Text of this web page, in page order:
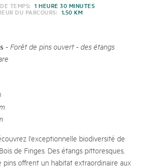
TEMPS: 1 HEURE 30 MINUTES
DU PARCOURS: 1.50 KM
- Forêt de pins ouvert - des étangs
l'exceptionnelle biodiversité de
de Finges. Des étangs pittoresques,
pins offrent un habitat extraordinaire aux